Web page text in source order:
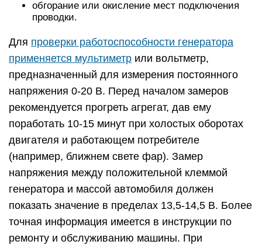
обгорание или окисление мест подключения
проводки.
Для проверки работоспособности генератора
применяется мультиметр или вольтметр,
предназначенный для измерения постоянного
напряжения 0-20 В. Перед началом замеров
рекомендуется прогреть агрегат, дав ему
поработать 10-15 минут при холостых оборотах
двигателя и работающем потребителе
(например, ближнем свете фар). Замер
напряжения между положительной клеммой
генератора и массой автомобиля должен
показать значение в пределах 13,5-14,5 В. Более
точная информация имеется в инструкции по
ремонту и обслуживанию машины. При